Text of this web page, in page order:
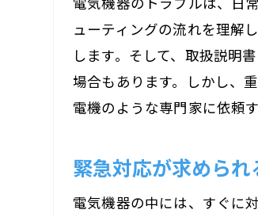
ューティングの流れを理解
します。そして、取扱説明
場合もあります。しかし、
電機のような専門家に依頼
緊急対応が求めら
電気機器の中には、すぐに